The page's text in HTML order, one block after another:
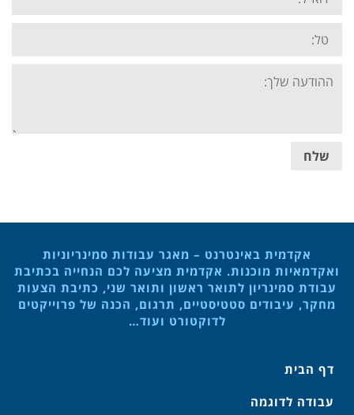
Tel:
Your
message:
שלח
אקדמית באינטרנט – מאגר עבודות סמינריוניות
ואקדמאיות מוכנות. אקדמית מציעה לכם הנחייה בכתיבת
עבודת סמינריון לתואר ראשון ותואר שני, כתיבת הצעות
מחקר, עיבודים סטטיסטיים, תרגום, הכנה של פרוייקטים
לדוקטורט ועוד…
דף הבית
עבודה לדוגמה